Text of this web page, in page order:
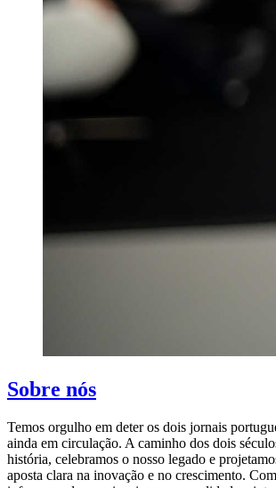
Sobre nós
Temos orgulho em deter os dois jornais
ainda em circulação. A caminho dos dois
história, celebramos o nosso legado e
aposta clara na inovação e no crescimento.